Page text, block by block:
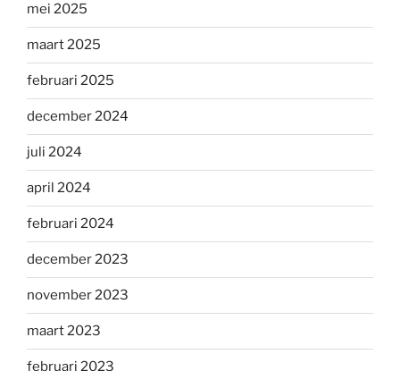
mei 2025
maart 2025
februari 2025
december 2024
juli 2024
april 2024
februari 2024
december 2023
november 2023
maart 2023
februari 2023